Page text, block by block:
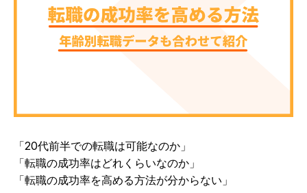
「20代前半での転職は可能なのか」
「転職の成功率はどれくらいなのか」
「転職の成功率を高める方法が分からない」